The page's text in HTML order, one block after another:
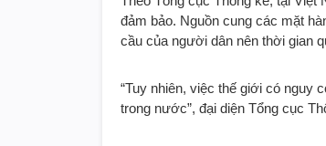
đảm bảo. Nguồn cung các mặt
cầu của người dân nên thời gian
“Tuy nhiên, việc thế giới có nguy
trong nước”, đại diện Tổng cục